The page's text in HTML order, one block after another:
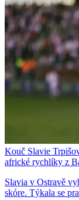
Kouč Slavie
africké rychlíky z
Slavia v Ostravě
skóre. Týkala se